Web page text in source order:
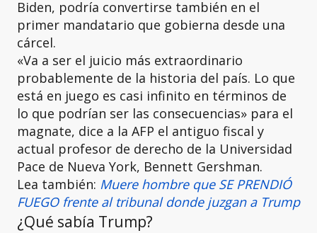
Biden, podría convertirse también en el
primer mandatario que gobierna desde una
cárcel.
«Va a ser el juicio más extraordinario
probablemente de la historia del país. Lo que
está en juego es casi infinito en términos de
lo que podrían ser las consecuencias» para el
magnate, dice a la AFP el antiguo fiscal y
actual profesor de derecho de la Universidad
Pace de Nueva York, Bennett Gershman.
Lea también: Muere hombre que SE PRENDIÓ
FUEGO frente al tribunal donde juzgan a Trump
¿Qué sabía Trump?